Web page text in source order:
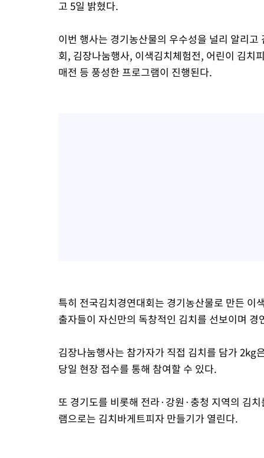
고 5일 밝혔다.
이번 행사는 경기농산물의 우수성을 널리 알리
회, 김장나눔행사, 이색김치체험전, 어린이 김치
매전 등 풍성한 프로그램이 진행된다.
특히 전국김치경연대회는 경기농산물로 만든 이
출자들이 자신만의 독창적인 김치를 선보이며 경
김장나눔행사는 참가자가 직접 김치를 담가 2kg
당일 현장 접수를 통해 참여할 수 있다.
또 경기도를 비롯해 전라·강원·충청 지역의 김
램으로는 김치바게트피자 만들기가 열린다.